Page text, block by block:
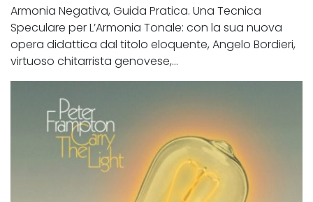
Armonia Negativa, Guida Pratica. Una Tecnica
Speculare per L’Armonia Tonale: con la sua nuova
opera didattica dal titolo eloquente, Angelo Bordieri,
virtuoso chitarrista genovese,...